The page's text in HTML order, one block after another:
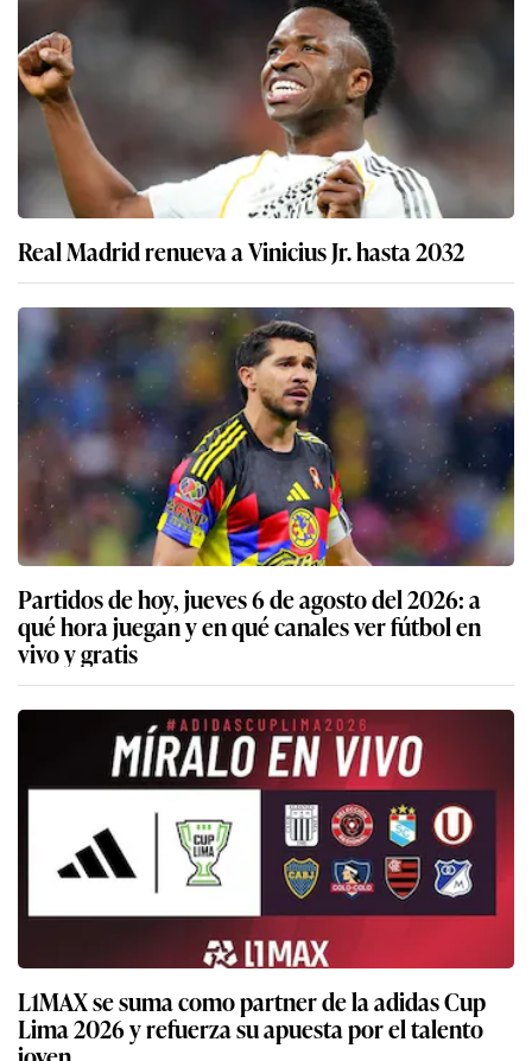
Real Madrid renueva a Vinicius Jr. hasta 2032
Partidos de hoy, jueves 6 de agosto del 2026: a
qué hora juegan y en qué canales ver fútbol en
vivo y gratis
L1MAX se suma como partner de la adidas Cup
Lima 2026 y refuerza su apuesta por el talento